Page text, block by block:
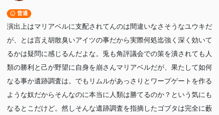
普通
演出上はマリアベルに支配されてんのは間違いなさそうなユウキだ
が、とは言え胡散臭いアイツの事だから実際何処迄強く深く効いて
るかは疑問に感じるんだよな。兎も角評議会での策を潰されても人
類の勝利と己が野望に自身を崩さんマリアベルだが、果たして如何
なる事か遺跡調査は。でもリムルがあっさりとワープゲートを作る
ような奴だからそんなのに本当に人類は勝てるのか？という気にも
なるとこだけど。然しそんな遺跡調査を指摘したゴブタは完全に藪